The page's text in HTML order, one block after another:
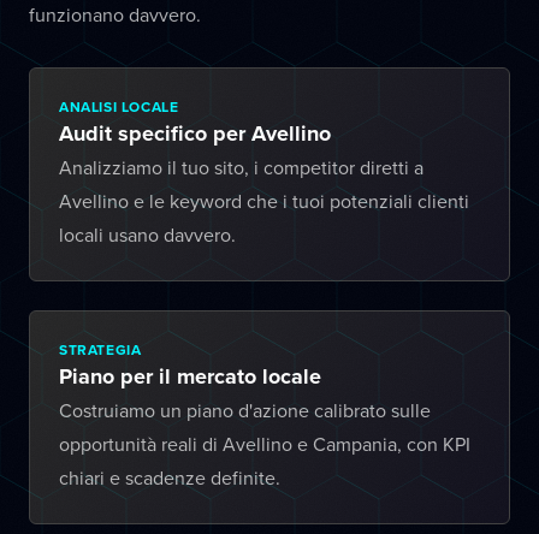
funzionano davvero.
ANALISI LOCALE
Audit specifico per Avellino
Analizziamo il tuo sito, i competitor diretti a
Avellino e le keyword che i tuoi potenziali clienti
locali usano davvero.
STRATEGIA
Piano per il mercato locale
Costruiamo un piano d'azione calibrato sulle
opportunità reali di Avellino e Campania, con KPI
chiari e scadenze definite.